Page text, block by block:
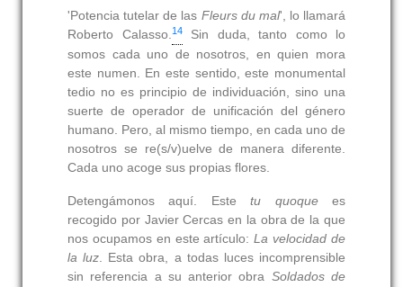
'Potencia tutelar de las Fleurs du mal', lo llamará
Roberto Calasso.14Sin duda, tanto como lo
somos cada uno de nosotros, en quien mora
este numen. En este sentido, este monumental
tedio no es principio de individuación, sino una
suerte de operador de unificación del género
humano. Pero, al mismo tiempo, en cada uno de
nosotros se re(s/v)uelve de manera diferente.
Cada uno acoge sus propias flores.
Detengámonos aquí. Estetu quoquees
recogido por Javier Cercas en la obra de la que
nos ocupamos en este artículo:La velocidad de
la luz. Esta obra, a todas luces incomprensible
sin referencia a su anterior obra Soldados de